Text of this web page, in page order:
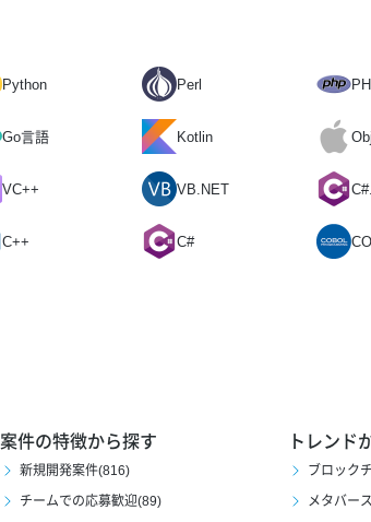
Python Perl
Go言語 Kotlin
VC++ VB.NET
C++ C#
案件の特徴から探す
新規開発案件(816)
チームでの応募歓迎(89)
トレンド
ブロック
メタバー